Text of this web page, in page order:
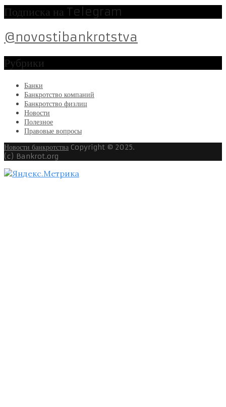
Подписка на Telegram
@novostibankrotstva
Рубрики
Банки
Банкротство компаний
Банкротство физлиц
Новости
Полезное
Правовые вопросы
Новости банкротства Copyright © 2025.
(c) Bankrot.org